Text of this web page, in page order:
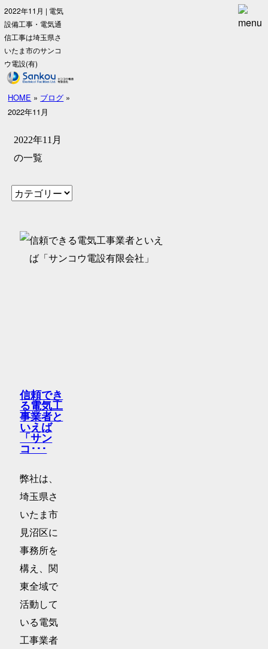
2022年11月 | 電気
設備工事・電気通
信工事は埼玉県さ
いたま市のサンコ
ウ電設(有)
HOME » ブログ »
2022年11月
2022年11月
の一覧
信頼でき
る電気工
事業者と
いえば
「サン
コ･･･
弊社は、
埼玉県さ
いたま市
見沼区に
事務所を
構え、関
東全域で
活動して
いる電気
工事業者